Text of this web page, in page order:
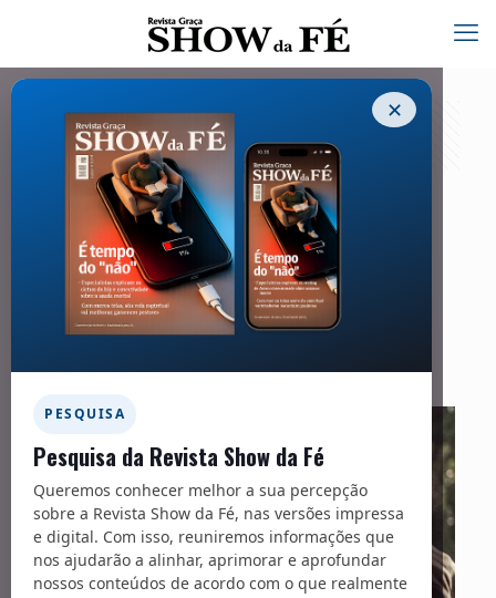
✕
PESQUISA
Pesquisa da Revista Show da Fé
Queremos conhecer melhor a sua percepção
sobre a Revista Show da Fé, nas versões impressa
e digital. Com isso, reuniremos informações que
nos ajudarão a alinhar, aprimorar e aprofundar
nossos conteúdos de acordo com o que realmente
Igreja
01/10/2022
Facebook Twitter
Messenger